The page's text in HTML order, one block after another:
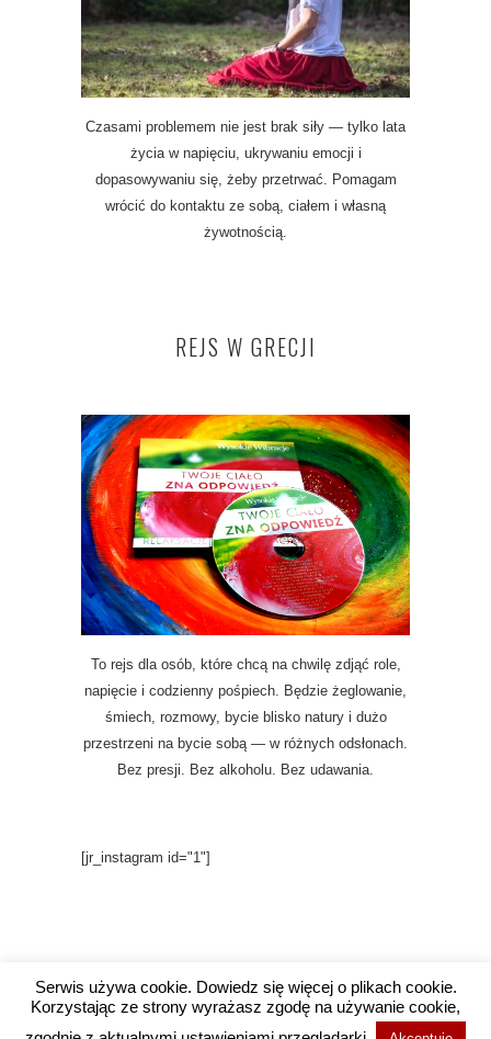
Czasami problemem nie jest brak siły — tylko lata
życia w napięciu, ukrywaniu emocji i
dopasowywaniu się, żeby przetrwać. Pomagam
wrócić do kontaktu ze sobą, ciałem i własną
żywotnością.
REJS W GRECJI
To rejs dla osób, które chcą na chwilę zdjąć role,
napięcie i codzienny pośpiech. Będzie żeglowanie,
śmiech, rozmowy, bycie blisko natury i dużo
przestrzeni na bycie sobą — w różnych odsłonach.
Bez presji. Bez alkoholu. Bez udawania.
[jr_instagram id="1"]
Copyright @ 2016 Wysokie Wibracje / Projekt i
Serwis używa cookie. Dowiedz się więcej o plikach cookie.
Korzystając ze strony wyrażasz zgodę na używanie cookie,